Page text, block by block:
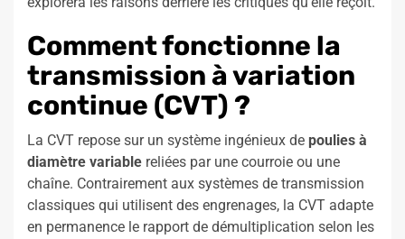
Comment fonctionne la
transmission à variation
continue (CVT) ?
La CVT repose sur un système ingénieux de poulies à
diamètre variable reliées par une courroie ou une
chaîne. Contrairement aux systèmes de transmission
classiques qui utilisent des engrenages, la CVT adapte
en permanence le rapport de démultiplication selon les